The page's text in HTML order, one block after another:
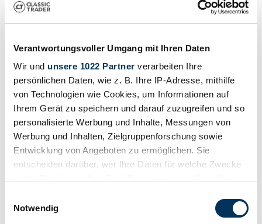
Verantwortungsvoller Umgang mit Ihren Daten
Wir und unsere 1022 Partner verarbeiten Ihre
persönlichen Daten, wie z. B. Ihre IP-Adresse, mithilfe
von Technologien wie Cookies, um Informationen auf
Ihrem Gerät zu speichern und darauf zuzugreifen und so
personalisierte Werbung und Inhalte, Messungen von
Werbung und Inhalten, Zielgruppenforschung sowie
Entwicklung von Angeboten zu ermöglichen. Sie
entscheiden darüber, wer Ihre Daten für welche Zwecke
Trigger Symbol ändern oder widerrufen
Notwendig
1955 | Bentley R-Type
Bentley R-type saloon